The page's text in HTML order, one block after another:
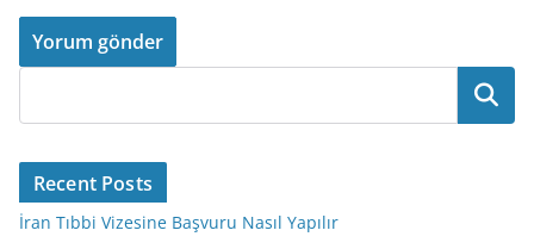
Ara
Recent Posts
İran Tıbbi Vizesine Başvuru Nasıl Yapılır